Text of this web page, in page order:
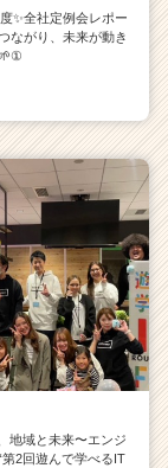
✨全社定例会レポー
ながり、未来が動き
地域と未来〜エンジ
第2回遊んで学べるIT